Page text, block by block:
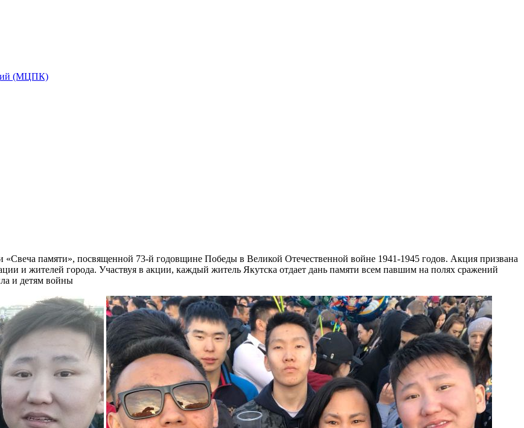
(МЦПК)
памяти», посвященной 73-й годовщине Победы в Великой Отечественной войне 1941-1945 годов. Акция призвана
и жителей города. Участвуя в акции, каждый житель Якутска отдает дань памяти всем павшим на полях сражений
и детям войны